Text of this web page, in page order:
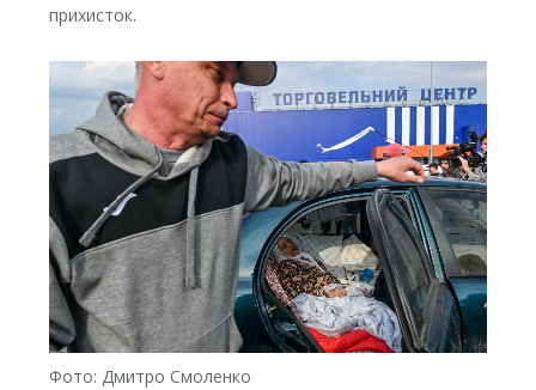
прихисток.
Фото: Дмитро Смоленко